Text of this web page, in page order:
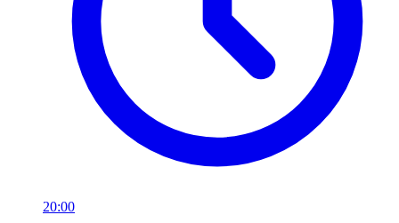
20:00